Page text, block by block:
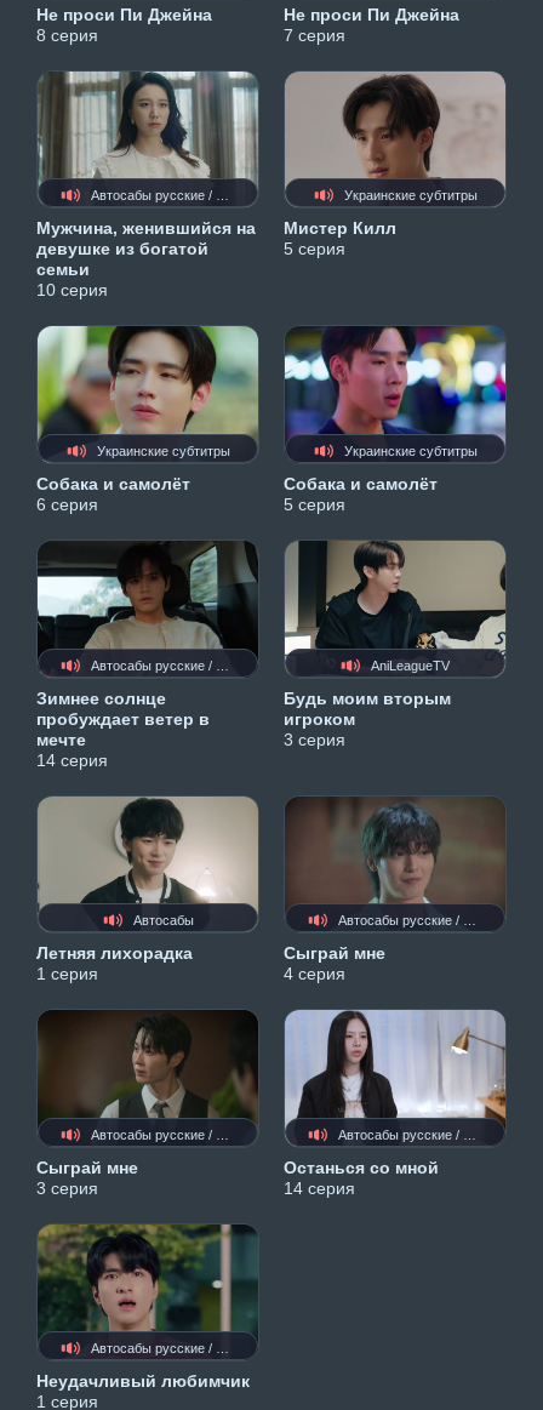
Не проси Пи Джейна
8 серия
Не проси Пи Джейна
7 серия
Автосабы русские / украинские
Мужчина, женившийся на
девушке из богатой
семьи
10 серия
Украинские субтитры
Мистер Килл
5 серия
Украинские субтитры
Собака и самолёт
6 серия
Украинские субтитры
Собака и самолёт
5 серия
Автосабы русские / украинские
Зимнее солнце
пробуждает ветер в
мечте
14 серия
AniLeagueTV
Будь моим вторым
игроком
3 серия
Автосабы
Летняя лихорадка
1 серия
Автосабы русские / украинские
Сыграй мне
4 серия
Автосабы русские / украинские
Сыграй мне
3 серия
Автосабы русские / украинские
Останься со мной
14 серия
Автосабы русские / украинские
Неудачливый любимчик
1 серия